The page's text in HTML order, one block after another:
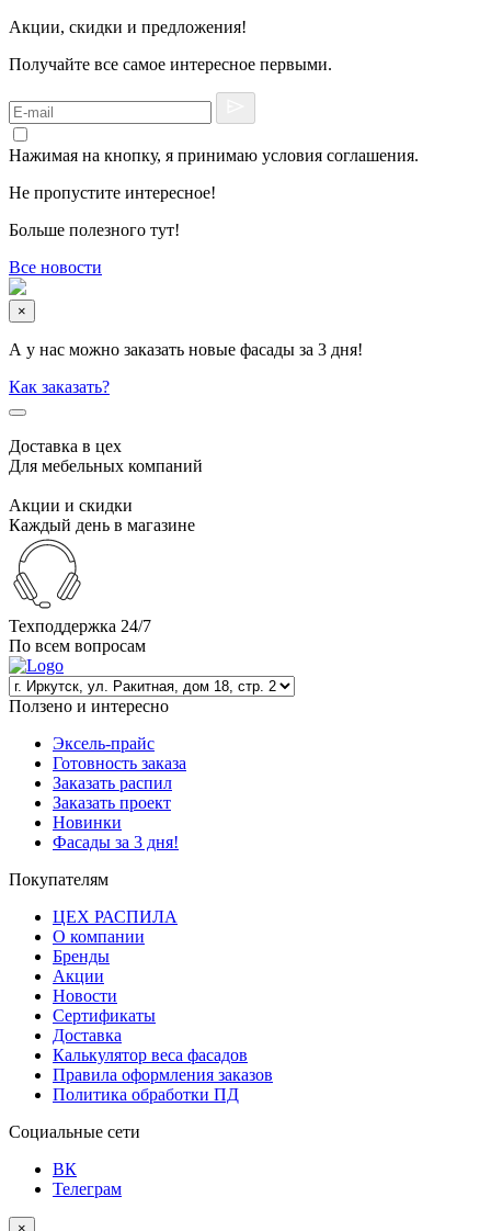
Акции, скидки и предложения!
Получайте все самое интересное первыми.
Нажимая на кнопку, я принимаю условия соглашения.
Не пропустите интересное!
Больше полезного тут!
Все новости
×
А у нас можно заказать новые фасады за 3 дня!
Как заказать?
Доставка в цех
Для мебельных компаний
Акции и скидки
Каждый день в магазине
Техподдержка 24/7
По всем вопросам
Ползено и интересно
Эксель-прайс
Готовность заказа
Заказать распил
Заказать проект
Новинки
Фасады за 3 дня!
Покупателям
ЦЕХ РАСПИЛА
О компании
Бренды
Акции
Новости
Сертификаты
Доставка
Калькулятор веса фасадов
Правила оформления заказов
Политика обработки ПД
Социальные сети
ВК
Телеграм